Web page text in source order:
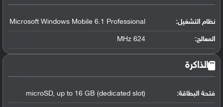
نظام التشغيل:
Microsoft Windows Mobile 6.1 Professional
المعالج:
624 MHz
الذاكرة
فتحة البطاقة: microSD, up to 16 GB (dedicated slot)